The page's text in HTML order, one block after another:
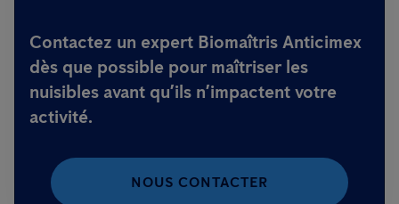
Contactez un expert Biomaîtris Anticimex
dès que possible pour maîtriser les
nuisibles avant qu’ils n’impactent votre
activité.
NOUS CONTACTER